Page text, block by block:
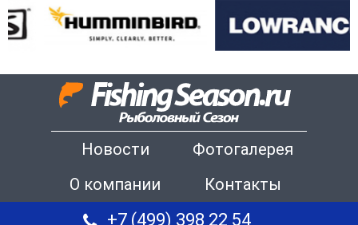
Новости
Фотогалерея
О компании
Контакты
+7 (499) 398 22 54